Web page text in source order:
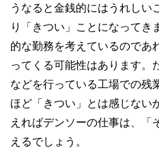
うなると金銭的にはうれしい
り「きつい」ことになってき
的な勤務を考えているのであ
ってくる可能性はあります。
などを行っている工場での残
ほど「きつい」とは感じない
えればデンソーの仕事は、「
えるでしょう。